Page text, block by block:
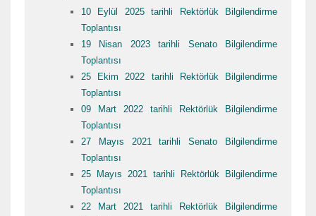
10 Eylül 2025 tarihli Rektörlük Bilgilendirme
Toplantısı
19 Nisan 2023 tarihli Senato Bilgilendirme
Toplantısı
25 Ekim 2022 tarihli Rektörlük Bilgilendirme
Toplantısı
09 Mart 2022 tarihli Rektörlük Bilgilendirme
Toplantısı
27 Mayıs 2021 tarihli Senato Bilgilendirme
Toplantısı
25 Mayıs 2021 tarihli Rektörlük Bilgilendirme
Toplantısı
22 Mart 2021 tarihli Rektörlük Bilgilendirme